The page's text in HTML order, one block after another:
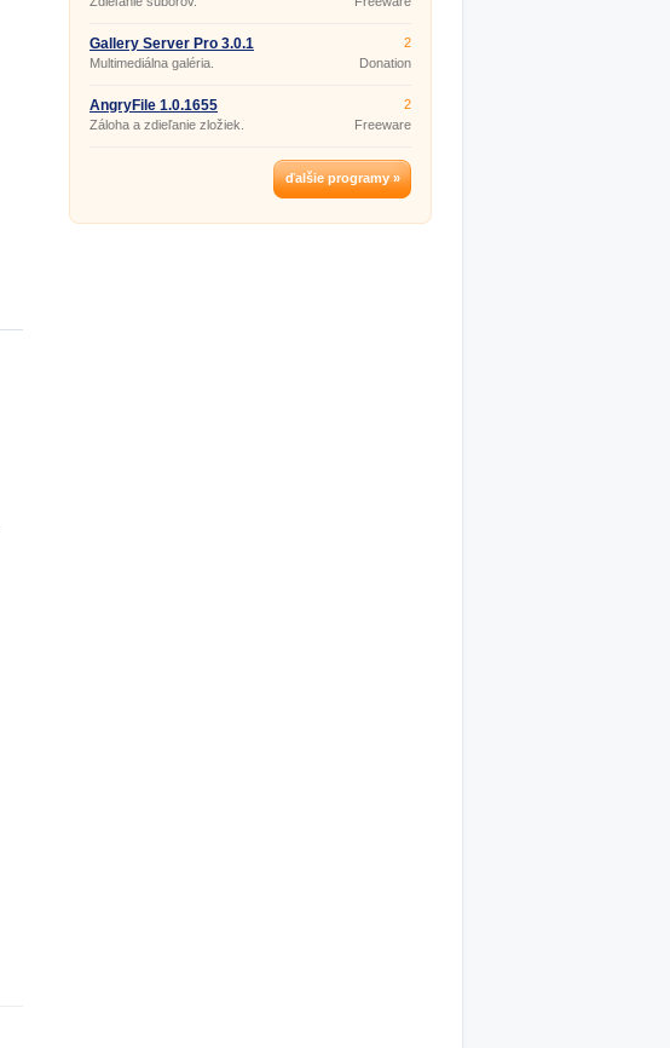
Gallery Server Pro 3.0.1
Multimediálna galéria.
2
Donation
AngryFile 1.0.1655
Záloha a zdieľanie zložiek.
2
Freeware
ďalšie programy »